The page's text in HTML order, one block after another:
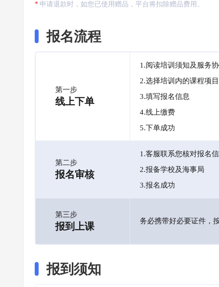
申请退款时，如您已使用赠品，平台将扣除赠品费用。
报名流程
第一步
线上下单
1.阅读培训须知及服务
2.选择培训内的课程项目
3.填写报名信息
4.线上缴费
5.下单成功
第二步
报名审核
1.客服联系您核对报名
2.报备学校及海事局
3.报名成功
第三步
报到上课 务必携带好必要证件，
报到须知